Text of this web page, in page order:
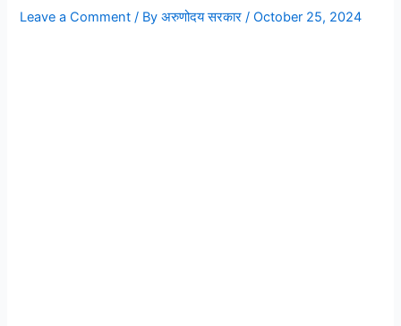
Leave a Comment / Byअरुणोदय सरकार/October 25, 2024